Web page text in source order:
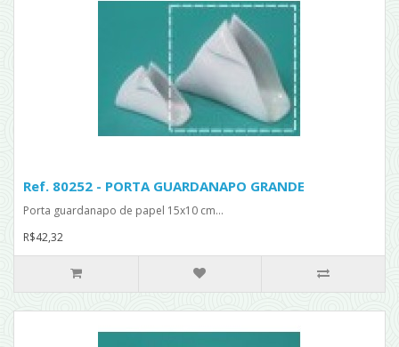
Ref. 80252 - PORTA GUARDANAPO GRANDE
Porta guardanapo de papel 15x10 cm...
R$42,32